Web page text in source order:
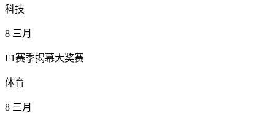
科技
8 三月
F1赛季揭幕大奖赛
体育
8 三月